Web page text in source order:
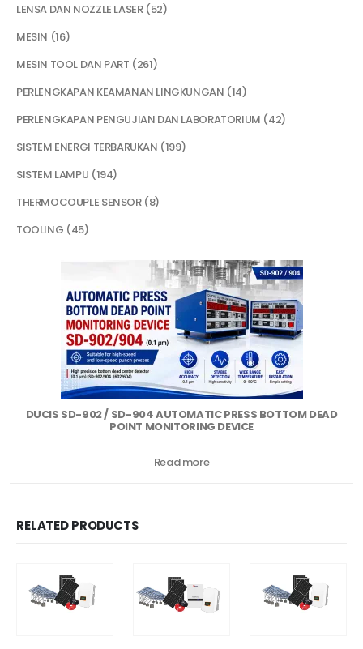
LENSA DAN NOZZLE LASER 52
MESIN 16
MESIN TOOL DAN PART 261
PERLENGKAPAN KEAMANAN LINGKUNGAN 14
PERLENGKAPAN PENGUJIAN DAN LABORATORIUM 42
SISTEM ENERGI TERBARUKAN 199
SISTEM LAMPU 194
THERMOCOUPLE SENSOR 8
TOOLING 45
DUCIS SD-902 / SD-904 AUTOMATIC PRESS BOTTOM DEAD
POINT MONITORING DEVICE
Read more
RELATED PRODUCTS